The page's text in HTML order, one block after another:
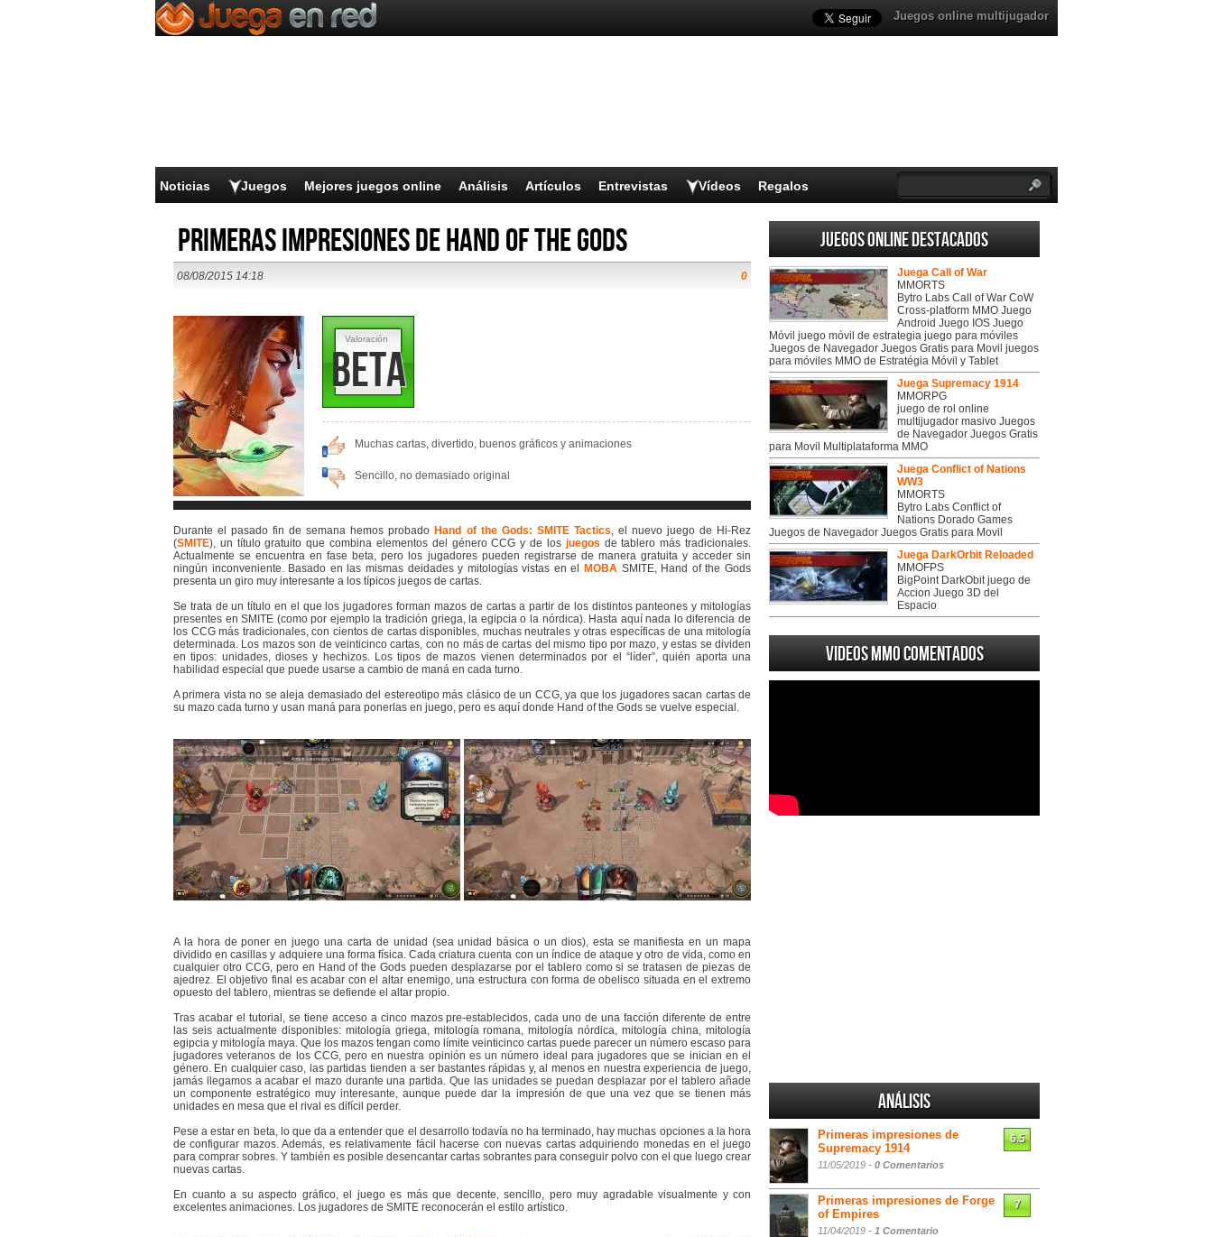
Juegos online multijugador
Noticias Juegos Mejores juegos online Análisis Artículos Entrevistas Vídeos Regalos
Primeras impresiones de Hand of the Gods
08/08/2015 14:18 0
Beta
Valoración
Muchas cartas, divertido, buenos gráficos y animaciones
Sencillo, no demasiado original
Durante el pasado fin de semana hemos probado Hand of the Gods: SMITE Tactics, el nuevo juego de Hi-Rez
(SMITE), un título gratuito que combina elementos del género CCG y de los juegos de tablero más tradicionales.
Actualmente se encuentra en fase beta, pero los jugadores pueden registrarse de manera gratuita y acceder sin
ningún inconveniente. Basado en las mismas deidades y mitologías vistas en el
MOBA SMITE, Hand of the Gods
presenta un giro muy interesante a los típicos juegos de cartas.
Se trata de un título en el que los jugadores forman mazos de cartas a partir de los distintos panteones y mitologías
presentes en SMITE (como por ejemplo la tradición griega, la egipcia o la nórdica). Hasta aquí nada lo diferencia de
los CCG más tradicionales, con cientos de cartas disponibles, muchas neutrales y otras específicas de una mitología
determinada. Los mazos son de veinticinco cartas, con no más de cartas del mismo tipo por mazo, y estas se dividen
en tipos: unidades, dioses y hechizos. Los tipos de mazos vienen determinados por el “líder”, quién aporta una
habilidad especial que puede usarse a cambio de maná en cada turno.
A primera vista no se aleja demasiado del estereotipo más clásico de un CCG, ya que los jugadores sacan cartas de
su mazo cada turno y usan maná para ponerlas en juego, pero es aquí donde Hand of the Gods se vuelve especial.
A la hora de poner en juego una carta de unidad (sea unidad básica o un dios), esta se manifiesta en un mapa
dividido en casillas y adquiere una forma física. Cada criatura cuenta con un índice de ataque y otro de vida, como en
cualquier otro CCG, pero en Hand of the Gods pueden desplazarse por el tablero como si se tratasen de piezas de
ajedrez. El objetivo final es acabar con el altar enemigo, una estructura con forma de obelisco situada en el extremo
opuesto del tablero, mientras se defiende el altar propio.
Tras acabar el tutorial, se tiene acceso a cinco mazos pre-establecidos, cada uno de una facción diferente de entre
las seis actualmente disponibles: mitología griega, mitología romana, mitología nórdica, mitología china, mitología
egipcia y mitología maya. Que los mazos tengan como límite veinticinco cartas puede parecer un número escaso para
jugadores veteranos de los CCG, pero en nuestra opinión es un número ideal para jugadores que se inician en el
género. En cualquier caso, las partidas tienden a ser bastantes rápidas y, al menos en nuestra experiencia de juego,
jamás llegamos a acabar el mazo durante una partida. Que las unidades se puedan desplazar por el tablero añade
un componente estratégico muy interesante, aunque puede dar la impresión de que una vez que se tienen más
unidades en mesa que el rival es difícil perder.
Pese a estar en beta, lo que da a entender que el desarrollo todavía no ha terminado, hay muchas opciones a la hora
de configurar mazos. Además, es relativamente fácil hacerse con nuevas cartas adquiriendo monedas en el juego
para comprar sobres. Y también es posible desencantar cartas sobrantes para conseguir polvo con el que luego crear
nuevas cartas.
En cuanto a su aspecto gráfico, el juego es más que decente, sencillo, pero muy agradable visualmente y con
excelentes animaciones. Los jugadores de SMITE reconocerán el estilo artístico.
Juegos online destacados
Juega Call of War
MMORTS
Bytro Labs Call of War CoW
Cross-platform MMO Juego
Android Juego IOS Juego
Móvil juego móvil de estrategia juego para móviles
Juegos de Navegador Juegos Gratis para Movil juegos
para móviles MMO de Estratégia Móvil y Tablet
Juega Supremacy 1914
MMORPG
juego de rol online
multijugador masivo Juegos
de Navegador Juegos Gratis
para Movil Multiplataforma MMO
Juega Conflict of Nations
WW3
MMORTS
Bytro Labs Conflict of
Nations Dorado Games
Juegos de Navegador Juegos Gratis para Movil
Juega DarkOrbit Reloaded
MMOFPS
BigPoint DarkObit juego de
Accion Juego 3D del
Espacio
Videos MMO Comentados
Análisis
Primeras impresiones de
Supremacy 1914
11/05/2019 - 0 Comentarios
6.5
Primeras impresiones de Forge
of Empires
11/04/2019 - 1 Comentario
7